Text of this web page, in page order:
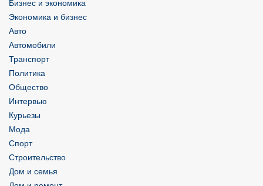
Бизнес и экономика
Экономика и бизнес
Авто
Автомобили
Транспорт
Политика
Общество
Интервью
Курьезы
Мода
Спорт
Строительство
Дом и семья